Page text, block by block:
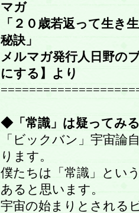
マガ
「２０歳若返って生き
秘訣」
メルマガ発行人日野の
にする】より
◆「常識」は疑ってみ
「ビックバン」宇宙論
ります。
僕たちは「常識」とい
あると思います。
宇宙の始まりとされる